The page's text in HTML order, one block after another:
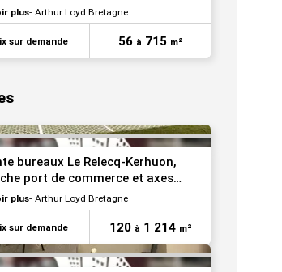
plus Arthur Loyd Bretagne
sur demande 56 à715 m²
PHOTOS VOIR TOUTES LES PHOTOS
bureaux Le Relecq-Kerhuon,
port de commerce et axes
Nantes
plus Arthur Loyd Bretagne
sur demande 120 à1 214 m²
VOIR TOUTES LES PHOTOS